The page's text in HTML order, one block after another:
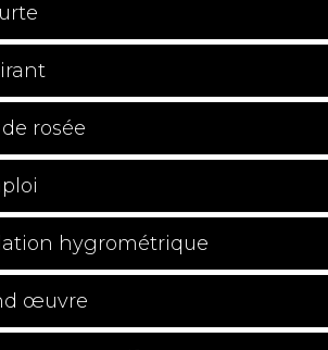
rosée
hygrométrique
œuvre